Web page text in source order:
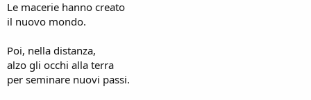
Le macerie hanno creato
il nuovo mondo.
Poi, nella distanza,
alzo gli occhi alla terra
per seminare nuovi passi.